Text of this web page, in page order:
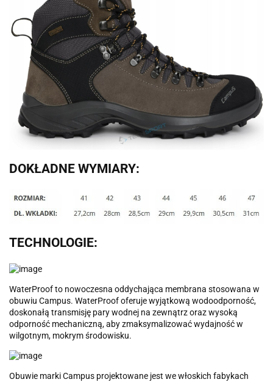
DOKŁADNE WYMIARY:
TECHNOLOGIE:
WaterProof to nowoczesna oddychająca membrana stosowana w
obuwiu Campus. WaterProof oferuje wyjątkową wodoodporność,
doskonałą transmisję pary wodnej na zewnątrz oraz wysoką
odporność mechaniczną, aby zmaksymalizować wydajność w
wilgotnym, mokrym środowisku.
Obuwie marki Campus projektowane jest we włoskich fabykach